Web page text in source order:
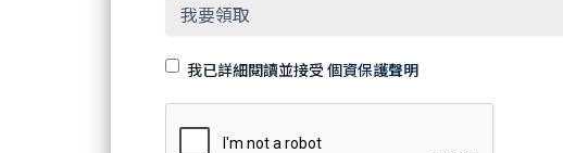
我已詳細閱讀並接受 個資保護聲明